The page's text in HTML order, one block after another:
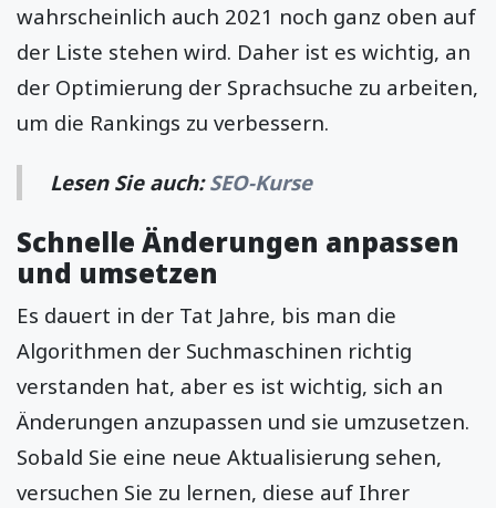
wahrscheinlich auch 2021 noch ganz oben auf
der Liste stehen wird. Daher ist es wichtig, an
der Optimierung der Sprachsuche zu arbeiten,
um die Rankings zu verbessern.
Lesen Sie auch:SEO-Kurse
Schnelle Änderungen anpassen
und umsetzen
Es dauert in der Tat Jahre, bis man die
Algorithmen der Suchmaschinen richtig
verstanden hat, aber es ist wichtig, sich an
Änderungen anzupassen und sie umzusetzen.
Sobald Sie eine neue Aktualisierung sehen,
versuchen Sie zu lernen, diese auf Ihrer